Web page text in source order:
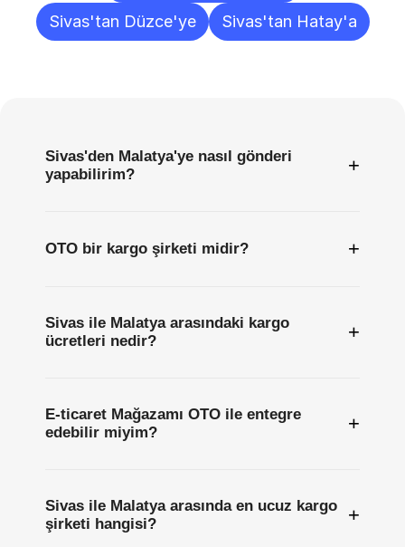
Sivas'tan Düzce'ye
Sivas'tan Hatay'a
Sivas'den Malatya'ye nasıl gönderi
yapabilirim?
+
OTO bir kargo şirketi midir? +
Sivas ile Malatya arasındaki kargo
ücretleri nedir?
+
E-ticaret Mağazamı OTO ile entegre
edebilir miyim?
+
Sivas ile Malatya arasında en ucuz kargo
şirketi hangisi?
+